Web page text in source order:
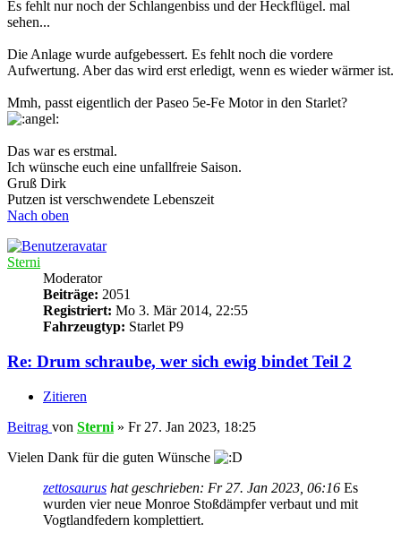
Es fehlt nur noch der Schlangenbiss und der Heckflügel. mal
sehen...
Die Anlage wurde aufgebessert. Es fehlt noch die vordere
Aufwertung. Aber das wird erst erledigt, wenn es wieder wärmer ist.
Mmh, passt eigentlich der Paseo 5e-Fe Motor in den Starlet?
Das war es erstmal.
Ich wünsche euch eine unfallfreie Saison.
Gruß Dirk
Putzen ist verschwendete Lebenszeit
Nach oben
Sterni
Moderator
Beiträge: 2051
Registriert: Mo 3. Mär 2014, 22:55
Fahrzeugtyp: Starlet P9
Re: Drum schraube, wer sich ewig bindet Teil 2
Zitieren
Beitrag von Sterni » Fr 27. Jan 2023, 18:25
Vielen Dank für die guten Wünsche
zettosaurus hat geschrieben: Fr 27. Jan 2023, 06:16 Es
wurden vier neue Monroe Stoßdämpfer verbaut und mit
Vogtlandfedern komplettiert.